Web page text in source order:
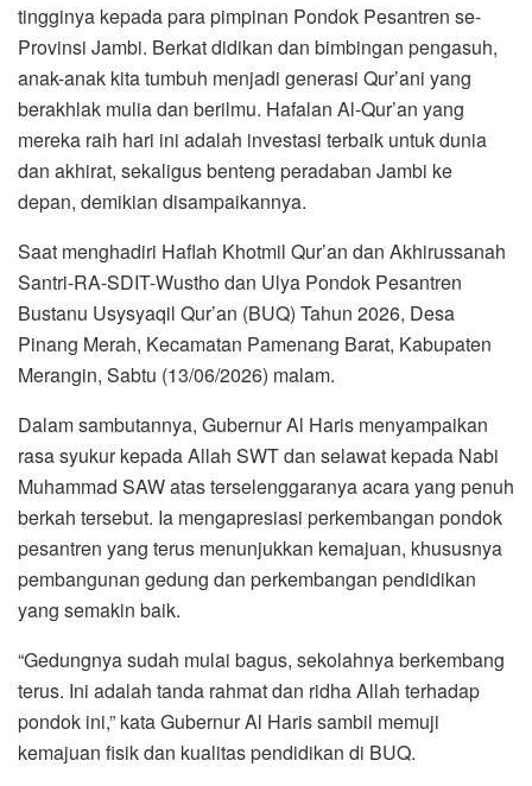
tingginya kepada para pimpinan Pondok Pesantren se-
Provinsi Jambi. Berkat didikan dan bimbingan pengasuh,
anak-anak kita tumbuh menjadi generasi Qur’ani yang
berakhlak mulia dan berilmu. Hafalan Al-Qur’an yang
mereka raih hari ini adalah investasi terbaik untuk dunia
dan akhirat, sekaligus benteng peradaban Jambi ke
depan, demikian disampaikannya.
Saat menghadiri Haflah Khotmil Qur’an dan Akhirussanah
Santri-RA-SDIT-Wustho dan Ulya Pondok Pesantren
Bustanu Usysyaqil Qur’an (BUQ) Tahun 2026, Desa
Pinang Merah, Kecamatan Pamenang Barat, Kabupaten
Merangin, Sabtu (13/06/2026) malam.
Dalam sambutannya, Gubernur Al Haris menyampaikan
rasa syukur kepada Allah SWT dan selawat kepada Nabi
Muhammad SAW atas terselenggaranya acara yang penuh
berkah tersebut. Ia mengapresiasi perkembangan pondok
pesantren yang terus menunjukkan kemajuan, khususnya
pembangunan gedung dan perkembangan pendidikan
yang semakin baik.
“Gedungnya sudah mulai bagus, sekolahnya berkembang
terus. Ini adalah tanda rahmat dan ridha Allah terhadap
pondok ini,” kata Gubernur Al Haris sambil memuji
kemajuan fisik dan kualitas pendidikan di BUQ.